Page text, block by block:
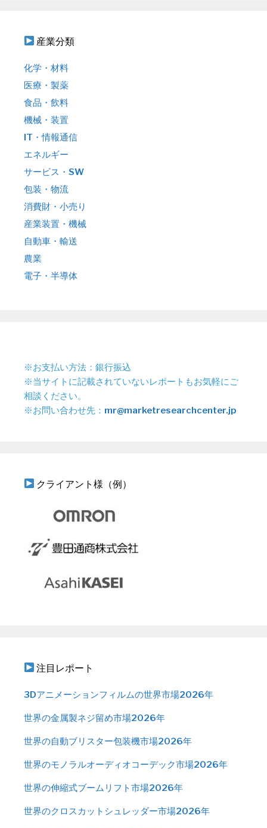
産業分類
化学・材料
医療・製薬
食品・飲料
機械・装置
IT・情報通信
エネルギー
サービス・SW
包装・物流
消費財・小売り
産業装置・機械
自動車・輸送
農業
電子・半導体
※お支払い方法：銀行振込
※当サイトに記載されていないレポートもお気軽にご
相談ください。
※お問い合わせ先： mr@marketresearchcenter.jp
クライアント様（例）
注目レポート
3Dアニメーションフィルムの世界市場2026年
世界の金属製ネジ留め市場2026年
世界の自動ブリスター包装機市場2026年
世界のモノラルオーディオコーデック市場2026年
世界の伸縮式ブームリフト市場2026年
世界のクロスカットシュレッダー市場2026年